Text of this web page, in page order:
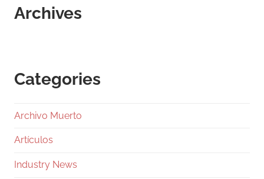
Archives
Categories
Archivo Muerto
Artículos
Industry News